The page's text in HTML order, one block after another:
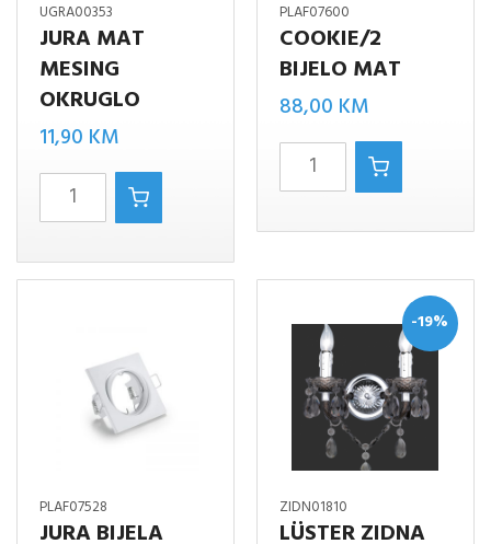
UGRA00353
JURA MAT
MESING
OKRUGLO
11,90 KM
Jura
mat
mesing
OKRUGLO
PLAF07600
COOKIE/2
BIJELO MAT
88,00 KM
COOKIE/2
bijelo
mat
PLAF07528
JURA BIJELA
-19%
ZIDN01810
LÜSTER ZIDNA